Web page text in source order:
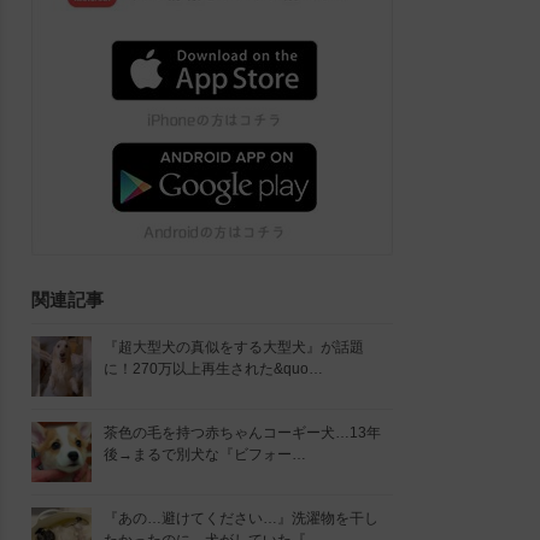
関連記事
『超大型犬の真似をする大型犬』が話題
に！270万以上再生された&quo…
茶色の毛を持つ赤ちゃんコーギー犬…13年
後→まるで別犬な『ビフォー…
『あの…避けてください…』洗濯物を干し